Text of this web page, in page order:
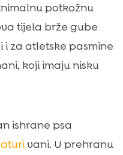
potkožnu
tijela brže gube
i za atletske pasmine
koji imaju nisku
ishrane psa
vani. U prehranu